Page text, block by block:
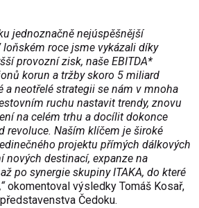
jednoznačně nejúspěšnější
roce jsme vykázali díky
provozní zisk, naše EBITDA*
korun a tržby skoro 5 miliard
a neotřelé strategii se nám v mnoha
ruchu nastavit trendy, znovu
na celém trhu a docílit dokonce
revoluce. Naším klíčem je široké
projektu přímých dálkových
nových destinací, expanze na
po synergie skupiny ITAKA, do které
okomentoval výsledky Tomáš Kosař,
Čedoku.